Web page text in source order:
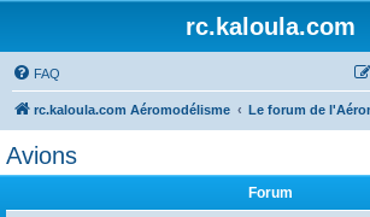
rc.kaloula.com
FAQ
rc.kaloula.com Aéromodélisme Le forum de
Avions
Forum